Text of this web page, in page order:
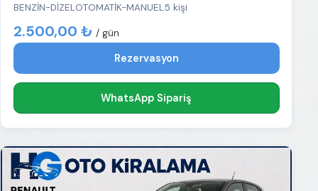
BENZİN-DİZELOTOMATİK-MANUEL5 kişi
2.500,00 ₺ / gün
Rezervasyon
WhatsApp Sipariş